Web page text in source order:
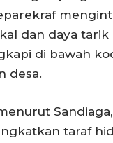
dan daya tarik
di bawah
desa.
taraf